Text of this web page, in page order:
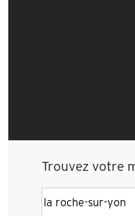
Trouvez votre